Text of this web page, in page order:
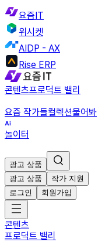
요즘IT
위시켓
AIDP - AX
Rise ERP
콘텐츠프로덕트 밸리
요즘 작가들컬렉션물어봐
놀이터
광고 상품
광고 상품
작가 지원
로그인
회원가입
콘텐츠
프로덕트 밸리